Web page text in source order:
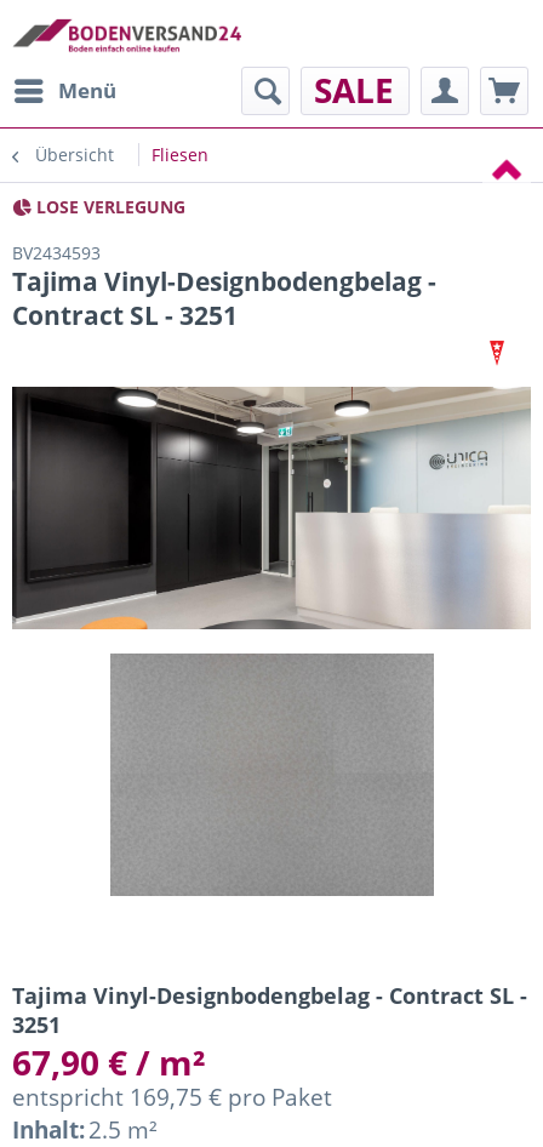
Menü SALE
Übersicht Fliesen
LOSE VERLEGUNG
BV2434593
Tajima Vinyl-Designbodengbelag -
Contract SL - 3251
Tajima Vinyl-Designbodengbelag - Contract SL -
3251
67,90 € / m²
entspricht 169,75 € pro Paket
Inhalt:2.5 m²